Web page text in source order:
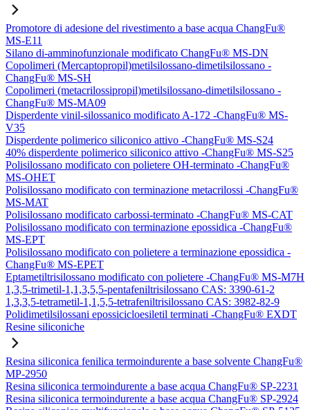
Promotore di adesione del rivestimento a base acqua ChangFu®
MS-E11
Silano di-amminofunzionale modificato ChangFu® MS-DN
Copolimeri (Mercaptopropil)metilsilossano-dimetilsilossano -
ChangFu® MS-SH
Copolimeri (metacrilossipropil)metilsilossano-dimetilsilossano -
ChangFu® MS-MA09
Disperdente vinil-silossanico modificato A-172 -ChangFu® MS-
V35
Disperdente polimerico siliconico attivo -ChangFu® MS-S24
40% disperdente polimerico siliconico attivo -ChangFu® MS-S25
Polisilossano modificato con polietere OH-terminato -ChangFu®
MS-OHET
Polisilossano modificato con terminazione metacrilossi -ChangFu®
MS-MAT
Polisilossano modificato carbossi-terminato -ChangFu® MS-CAT
Polisilossano modificato con terminazione epossidica -ChangFu®
MS-EPT
Polisilossano modificato con polietere a terminazione epossidica -
ChangFu® MS-EPET
Eptametiltrisilossano modificato con polietere -ChangFu® MS-M7H
1,3,5-trimetil-1,1,3,5,5-pentafeniltrisilossano CAS: 3390-61-2
1,3,3,5-tetrametil-1,1,5,5-tetrafeniltrisilossano CAS: 3982-82-9
Polidimetilsilossani epossicicloesiletil terminati -ChangFu® EXDT
Resine siliconiche
Resina siliconica fenilica termoindurente a base solvente ChangFu®
MP-2950
Resina siliconica termoindurente a base acqua ChangFu® SP-2231
Resina siliconica termoindurente a base acqua ChangFu® SP-2924